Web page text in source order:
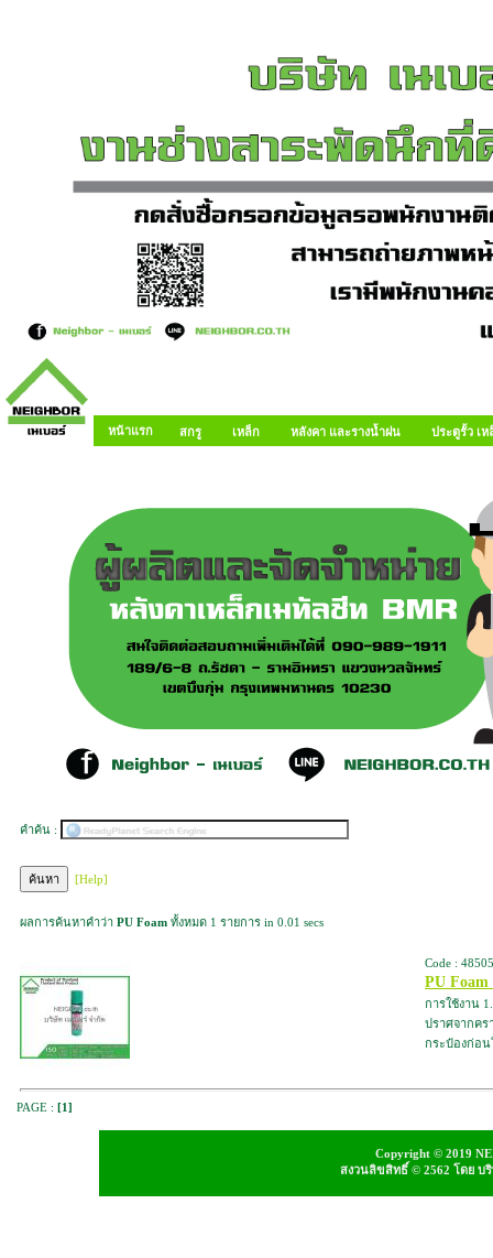
หน้าแรก สกรู เหล็ก หลังคา และรางน้ำฝน ประตูรั้ว เ
คำค้น :
[Help]
ผลการค้นหาคำว่า PU Foam ทั้งหมด 1 รายการ in 0.01 secs
Code :
PU Foam
การใช้งาน
ปราศจากคร
กระป๋องก่อน
PAGE : [1]
Copyright © 2019
สงวนลิขสิทธิ์ © 2562 โดย บ